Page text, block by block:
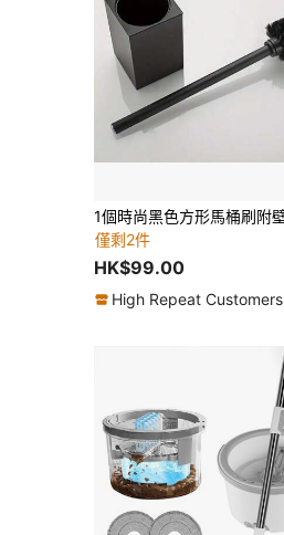
僅剩2件
HK$99.00
High Repeat Customers